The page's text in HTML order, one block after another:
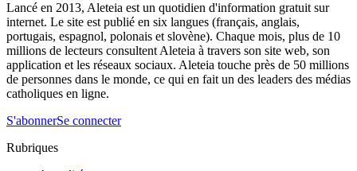
Lancé en 2013, Aleteia est un quotidien d'information gratuit sur
internet. Le site est publié en six langues (français, anglais,
portugais, espagnol, polonais et slovène). Chaque mois, plus de 10
millions de lecteurs consultent Aleteia à travers son site web, son
application et les réseaux sociaux. Aleteia touche près de 50 millions
de personnes dans le monde, ce qui en fait un des leaders des médias
catholiques en ligne.
S'abonnerSe connecter
Rubriques